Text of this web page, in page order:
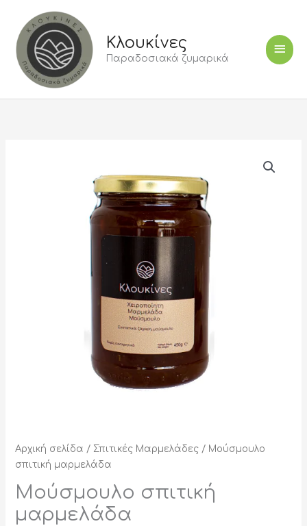
περιεχόμενο
Κλουκίνες
Παραδοσιακά ζυμαρικά
Αρχική σελίδα / Σπιτικές Μαρμελάδες / Μούσμουλο
σπιτική μαρμελάδα
Μούσμουλο σπιτική
μαρμελάδα